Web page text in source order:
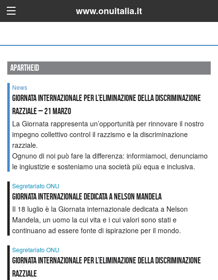
www.onuitalia.it
apartheid
News
Giornata Internazionale per l’Eliminazione della Discriminazione
Razziale – 21 marzo
La Giornata rappresenta un’opportunità per rinnovare il nostro
impegno collettivo control il razzismo e la discriminazione
razziale.
Ognuno di noi può fare la differenza: informiamoci, denunciamo
le ingiustizie e sosteniamo una società più equa e inclusiva.
Segretariato ONU
Giornata internazionale dedicata a Nelson Mandela
Il 18 luglio è la Giornata internazionale dedicata a Nelson
Mandela, un uomo la cui vita e i cui valori sono stati e
continuano ad essere fonte di ispirazione per il mondo.
Segretariato ONU
Giornata internazionale per l’eliminazione della discriminazione
razziale